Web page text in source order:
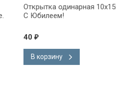
одинарная 10x15: